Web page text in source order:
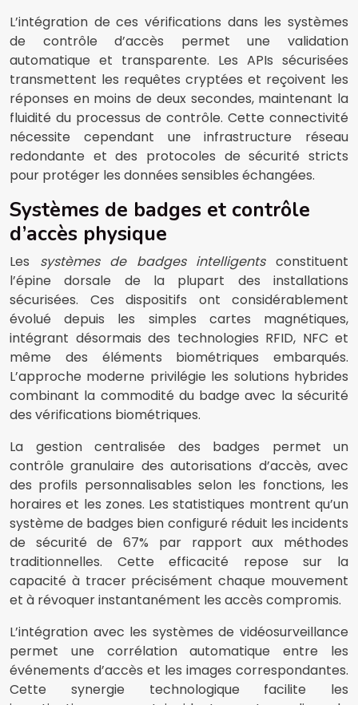
L’intégration de ces vérifications dans les systèmes
de contrôle d’accès permet une validation
automatique et transparente. Les APIs sécurisées
transmettent les requêtes cryptées et reçoivent les
réponses en moins de deux secondes, maintenant la
fluidité du processus de contrôle. Cette connectivité
nécessite cependant une infrastructure réseau
redondante et des protocoles de sécurité stricts
pour protéger les données sensibles échangées.
Systèmes de badges et contrôle
d’accès physique
Les systèmes de badges intelligentsconstituent
l’épine dorsale de la plupart des installations
sécurisées. Ces dispositifs ont considérablement
évolué depuis les simples cartes magnétiques,
intégrant désormais des technologies RFID, NFC et
même des éléments biométriques embarqués.
L’approche moderne privilégie les solutions hybrides
combinant la commodité du badge avec la sécurité
des vérifications biométriques.
La gestion centralisée des badges permet un
contrôle granulaire des autorisations d’accès, avec
des profils personnalisables selon les fonctions, les
horaires et les zones. Les statistiques montrent qu’un
système de badges bien configuré réduit les incidents
de sécurité de 67% par rapport aux méthodes
traditionnelles. Cette efficacité repose sur la
capacité à tracer précisément chaque mouvement
et à révoquer instantanément les accès compromis.
L’intégration avec les systèmes de vidéosurveillance
permet une corrélation automatique entre les
événements d’accès et les images correspondantes.
Cette synergie technologique facilite les